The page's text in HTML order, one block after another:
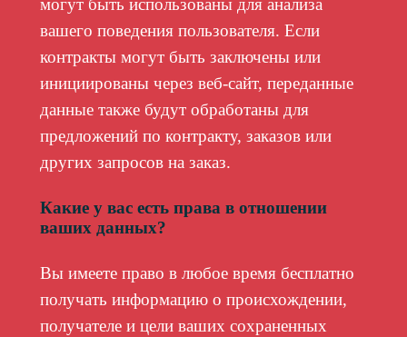
могут быть использованы для анализа
вашего поведения пользователя. Если
контракты могут быть заключены или
инициированы через веб-сайт, переданные
данные также будут обработаны для
предложений по контракту, заказов или
других запросов на заказ.
Какие у вас есть права в отношении
ваших данных?
Вы имеете право в любое время бесплатно
получать информацию о происхождении,
получателе и цели ваших сохраненных